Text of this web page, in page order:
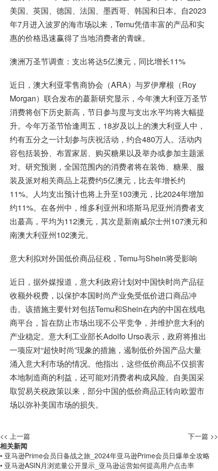
美国、英国、德国、法国、墨西哥、韩国和日本。自2023
年7月进入波罗的海市场以来，Temu凭借丰富的产品和实
惠的价格迅速赢得了当地消费者的青睐。
澳洲万圣节调查：支出将达5亿澳元，同比增长11%
近日，澳大利亚零售商协会（ARA）与罗伊摩根（Roy
Morgan）联合发布的蕞新研究显示，今年澳大利亚万圣节
消费将创下历史新高，节日参与度与支出水平均将大幅提
升。今年万圣节恰逢周五，18岁及以上的澳大利亚人中，
约有五分之一计划参与庆祝活动，约合480万人。活动内
容包括装扮、布置家居、购买糖果以及举办或参加主题派
对。研究预测，全国范围内的消费者将在装饰、糖果、服
装及派对相关商品上花费约5亿澳元，比去年增长约
11%。人均支出预计也将上升至103澳元，比2024年增加
约11%。在各州中，维多利亚州和塔斯马尼亚州消费者支
出蕞高，平均为112澳元，其次是新南威尔士州107澳元和
南澳大利亚州102澳元。
意大利拟对外国低价商品征税，Temu与Shein将受影响
近日，据外媒报道，意大利政府计划对中国快时尚产品征
收额外税费，以保护本国时尚产业免受低价进口商品冲
击。该措施主要针对包括Temu和Shein在内的中国在线电
商平台，旨在防止市场出现不公平竞争，并维护意大利的
产业稳定。意大利工业部长Adolfo Urso表示，政府将推出
一项应对“超快时尚”现象的措施，遏制低价外国产品大量
涌入意大利市场的情况。他指出，这些低价商品不仅损害
本地制造商的利益，还可能对消费者构成风险。自美国采
取贸易关税政策以来，部分中国的低价商品正转向欧盟市
场以弥补美国市场的损失。
<< 上一篇
下一篇 >>
相关新闻
• 亚马逊Prime会员日备战之旅_2024年亚马逊Prime会员日爆单全攻略
• 亚马逊ASIN月浏览量公开显示_亚马逊运营如何提高用户点击率